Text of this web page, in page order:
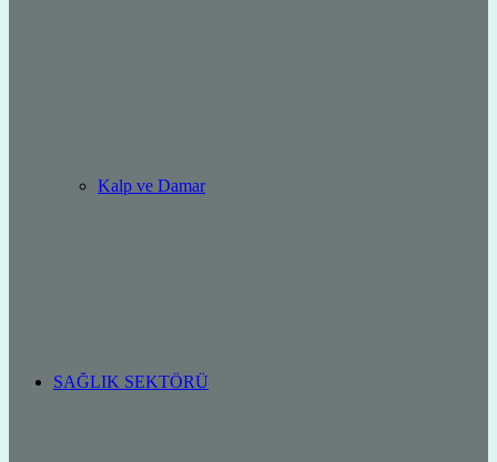
Kalp ve Damar
SAĞLIK SEKTÖRÜ